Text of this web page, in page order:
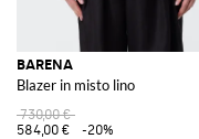
BARENA
Blazer in misto lino
730,00 €
584,00 €
-20%